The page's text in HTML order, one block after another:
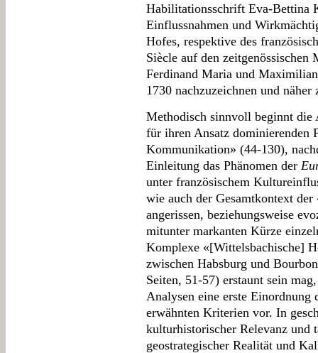
Habilitationsschrift Eva-Bettina
Einflussnahmen und
Hofes, respektive des
Siècle auf den
Ferdinand Maria und
1730 nachzuzeichnen und näher
Methodisch sinnvoll beginnt
für ihren Ansatz dominierenden
Kommunikation» (44-130),
Einleitung das Phänomen der
unter französischem
wie auch der Gesamtkontext
angerissen, beziehungsweise
mitunter markanten Kürze
Komplexe «[Wittelsbachische]
zwischen Habsburg und
Seiten, 51-57) erstaunt sein
Analysen eine erste Einordnung
erwähnten Kriterien vor. In
kulturhistorischer Relevanz und
geostrategischer Realität und